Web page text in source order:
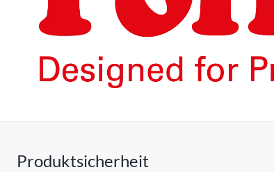
Produktsicherheit